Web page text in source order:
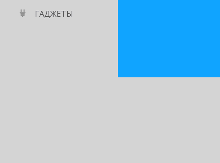
ГАДЖЕТЫ